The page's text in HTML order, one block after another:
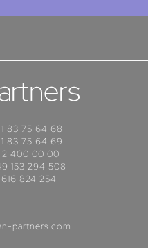
83 75 64 68
83 75 64 69
2 400 00 00
153 294 508
824 254
partners.com